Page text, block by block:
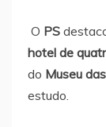
O PS
hotel de
do Museu
estudo.